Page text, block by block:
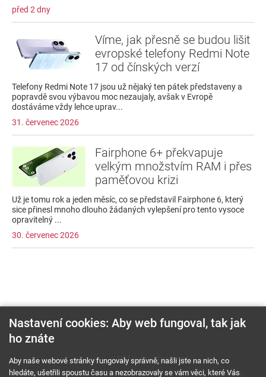
před 2 dny
Víme, jak přesně se budou lišit
evropské telefony Redmi Note
17 od čínských verzí
Telefony Redmi Note 17 jsou už nějaký ten pátek představeny a
popravdě svou výbavou moc nezaujaly, avšak v Evropě
dostáváme vždy lehce uprav...
31. červenec 2026
Fairphone 6+ překvapuje
velkým množstvím RAM i přes
paměťovou krizi
Už je tomu rok a jeden měsíc, co se představil Fairphone 6, který
sice přinesl mnoho dlouho žádaných vylepšení pro tento vysoce
opravitelný ...
30. červenec 2026
O nás RSS feed
Reklama
Podmínky použití a ochrana soukromí
Cookies Kariéra
Nastavení cookies: Aby web fungoval, tak jak
ho znáte
Aby naše webové stránky fungovaly správně, našli jste na nich, co
hledáte, ušetřili spoustu času a nezobrazovaly se vám věci, které Vás